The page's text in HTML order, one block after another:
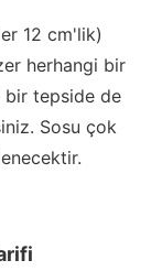
12 cm'lik)
herhangi bir
bir tepside de
Sosu çok